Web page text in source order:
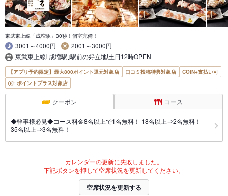
東武東上線「成増駅」30秒！個室完備！
3001～4000円
2001～3000円
東武東上線｢成増駅｣駅前の好立地!土日12時OPEN
【アプリ予約限定】最大800ポイント還元対象店 口コミ投稿特典対象店
COIN+支払い可
ポイントプラス対象店
クーポン コース
◆幹事様必見◆コース料金8名以上で1名無料！ 18名以上⇒2名無料！
35名以上⇒3名無料！
カレンダーの更新に失敗しました。
下記ボタンを押して空席状況を更新してください。
空席状況を更新する